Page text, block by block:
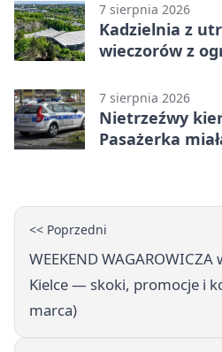
7 sierpnia 2026
Kadzielnia z
wieczorów z
7 sierpnia 2026
Nietrzeźwy
Pasażerka
<< Poprzedni
WEEKEND
Kielce — skoki, promocje i
marca)